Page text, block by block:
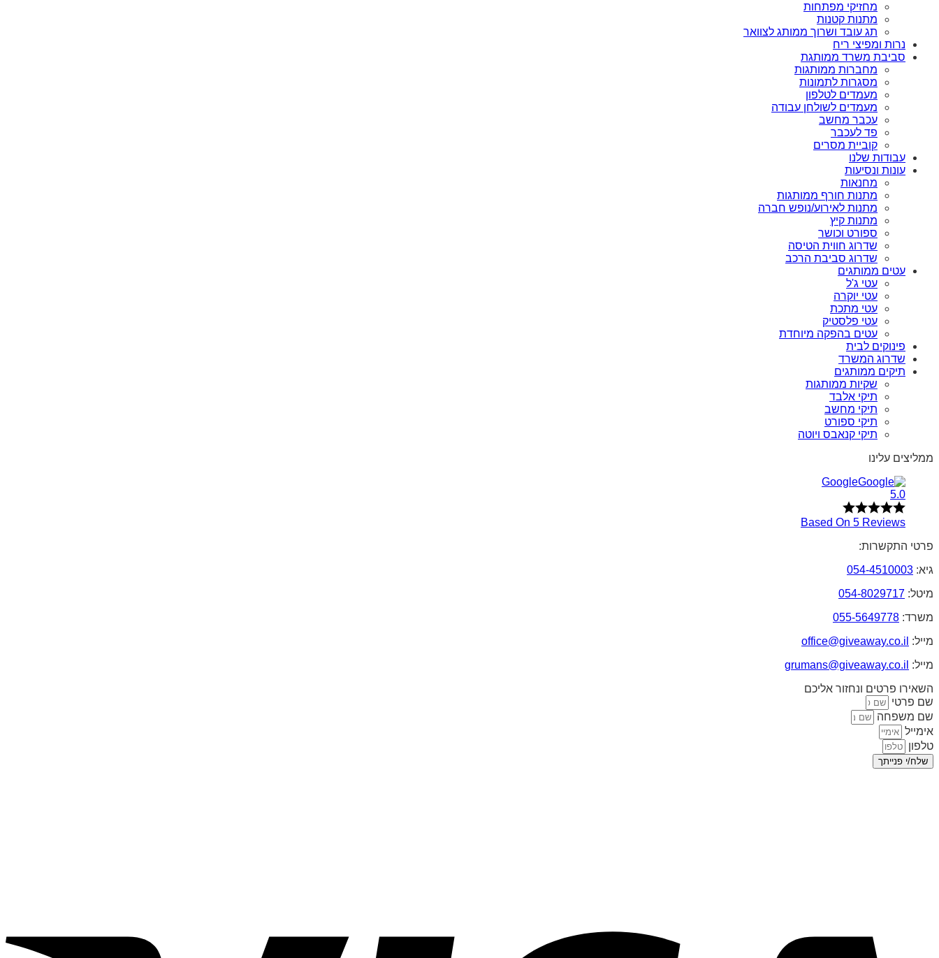
מחזיקי מפתחות
מתנות קטנות
תג עובד ושרוך ממותג לצוואר
נרות ומפיצי ריח
סביבת משרד ממותגת
מחברות ממותגות
מסגרות לתמונות
מעמדים לטלפון
מעמדים לשולחן עבודה
עכבר מחשב
פד לעכבר
קוביית מסרים
עבודות שלנו
עונות ונסיעות
מחנאות
מתנות חורף ממותגות
מתנות לאירוע/נופש חברה
מתנות קיץ
ספורט וכושר
שדרוג חווית הטיסה
שדרוג סביבת הרכב
עטים ממותגים
עטי ג'ל
עטי יוקרה
עטי מתכת
עטי פלסטיק
עטים בהפקה מיוחדת
פינוקים לבית
שדרוג המשרד
תיקים ממותגים
שקיות ממותגות
תיקי אלבד
תיקי מחשב
תיקי ספורט
תיקי קנאבס ויוטה
ממליצים עלינו
Google
5.0
Based On 5 Reviews
פרטי התקשרות:
גיא: 054-4510003
מיטל: 054-8029717
משרד: 055-5649778
מייל: office@giveaway.co.il
מייל: grumans@giveaway.co.il
השאירו פרטים ונחזור אליכם
שם פרטי
שם משפחה
אימייל
טלפון
שלח/י פנייתך